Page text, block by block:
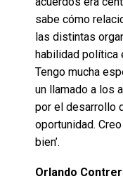
sabe cómo
las distintas
habilidad política
Tengo mucha
un llamado a los
por el desarrollo
oportunidad.
bien’.
Orlando